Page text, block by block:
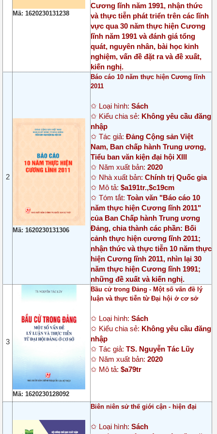
Mã: 1620230131238
Cương lĩnh năm 1991, nhận thức
và thực tiễn phát triển trên các lĩnh
vực qua 30 năm thực hiện Cương
lĩnh năm 1991 và đánh giá tổng
quát, nguyên nhân, bài học kinh
nghiệm, vấn đề đặt ra và đề xuất,
kiến nghị.
2
Mã: 1620230131306
Báo cáo 10 năm thực hiện Cương lĩnh
2011
✩ Loại hình: Sách
✩ Kiểu chia sẻ: Không yêu cầu đăng
nhập
✩ Tác giả: Đảng Cộng sản Việt
Nam, Ban chấp hành Trung ương,
Tiểu ban văn kiện đại hội XIII
✩ Năm xuất bản: 2020
✩ Nhà xuất bản: Chính trị Quốc gia
✩ Mô tả: $a191tr.,$c19cm
✩ Tóm tắt: Toàn văn "Báo cáo 10
năm thực hiện Cương lĩnh 2011"
của Ban Chấp hành Trung ương
Đảng, chia thành các phần: Bối
cảnh thực hiện cương lĩnh 2011;
nhận thức và thực tiễn 10 năm thực
hiện Cương lĩnh 2011, nhìn lại 30
năm thực hiện Cương lĩnh 1991;
những đề xuất và kiến nghị.
3
Mã: 1620230128092
Bầu cử trong Đảng - Một số vấn đề lý
luận và thực tiễn từ Đại hội ở cơ sở
✩ Loại hình: Sách
✩ Kiểu chia sẻ: Không yêu cầu đăng
nhập
✩ Tác giả: TS. Nguyễn Tác Lũy
✩ Năm xuất bản: 2020
✩ Mô tả: $a79tr
Biên niên sử thế giới cận - hiện đại
✩ Loại hình: Sách